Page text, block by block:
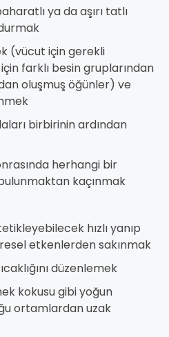
ya da aşırı tatlı
(vücut için gerekli
için farklı besin gruplarından
oluşmuş öğünler) ve
birbirinin ardından
herhangi bir
kaçınmak
hızlı yanıp
etkenlerden sakınmak
düzenlemek
kokusu gibi yoğun
ortamlardan uzak